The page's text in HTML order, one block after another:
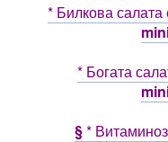
* Билкова салата
* Богата
§*